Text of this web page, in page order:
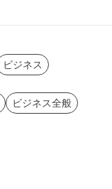
ビジネス
ビジネス全般